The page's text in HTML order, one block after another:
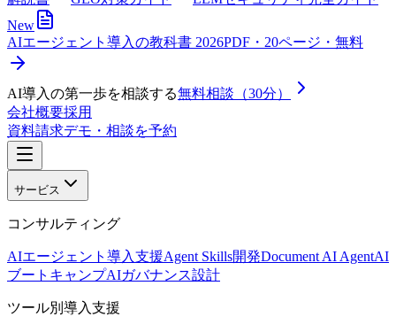
New
AIエージェント導入の教科書 2026PDF・20ページ・無料
AI導入の第一歩を相談する無料相談（30分）
会社概要採用
資料請求デモ・相談を予約
サービス
コンサルティング
AIエージェント導入支援Agent Skills開発Document AI AgentAI
ブートキャンプAIガバナンス設計
ツール別導入支援